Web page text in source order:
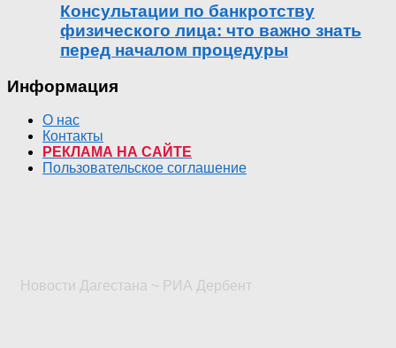
Консультации по банкротству
физического лица: что важно знать
перед началом процедуры
Информация
О нас
Контакты
РЕКЛАМА НА САЙТЕ
Пользовательское соглашение
Новости Дагестана ~ РИА Дербент